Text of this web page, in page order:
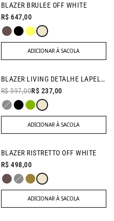
BLAZER BRULEE OFF WHITE
R$ 647,00
ADICIONAR À SACOLA
BAZAR
BLAZER LIVING DETALHE LAPELA OFF WHITE
R$ 597,00R$ 237,00
ADICIONAR À SACOLA
BLAZER RISTRETTO OFF WHITE
R$ 498,00
ADICIONAR À SACOLA